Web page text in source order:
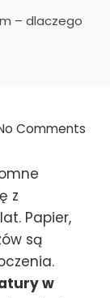
– dlaczego
Comments
z
Papier,
są
w